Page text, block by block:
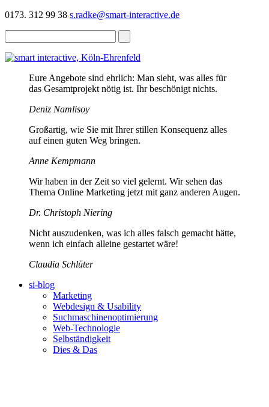
0173. 312 99 38 s.radke@smart-interactive.de
Eure Angebote sind ehrlich: Man sieht, was alles für
das Gesamtprojekt nötig ist. Ihr beschönigt nichts.
Deniz Namlisoy
Großartig, wie Sie mit Ihrer stillen Konsequenz alles
auf einen guten Weg bringen.
Anne Kempmann
Wir haben in der Zeit so viel gelernt. Wir sehen das
Thema Online Marketing jetzt mit ganz anderen Augen.
Dr. Christoph Niering
Nicht auszudenken, was ich alles falsch gemacht hätte,
wenn ich einfach alleine gestartet wäre!
Claudia Schlüter
si-blog
Marketing
Webdesign & Usability
Suchmaschinenoptimierung
Web-Technologie
Selbständigkeit
Dies & Das